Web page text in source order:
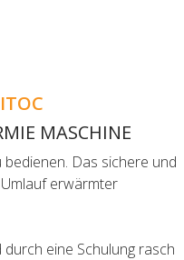
MASCHINE
Das sichere und
erwärmter
eine Schulung rasch